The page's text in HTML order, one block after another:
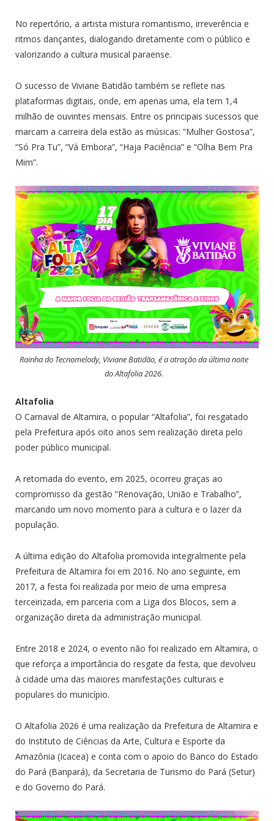
No repertório, a artista mistura romantismo, irreverência e
ritmos dançantes, dialogando diretamente com o público e
valorizando a cultura musical paraense.
O sucesso de Viviane Batidão também se reflete nas
plataformas digitais, onde, em apenas uma, ela tem 1,4
milhão de ouvintes mensais. Entre os principais sucessos que
marcam a carreira dela estão as músicas: “Mulher Gostosa”,
“Só Pra Tu”, “Vá Embora”, “Haja Paciência” e “Olha Bem Pra
Mim”.
Rainha do Tecnomelody, Viviane Batidão, é a atração da última noite
do Altafolia 2026.
Altafolia
O Carnaval de Altamira, o popular “Altafolia”, foi resgatado
pela Prefeitura após oito anos sem realização direta pelo
poder público municipal.
A retomada do evento, em 2025, ocorreu graças ao
compromisso da gestão “Renovação, União e Trabalho”,
marcando um novo momento para a cultura e o lazer da
população.
A última edição do Altafolia promovida integralmente pela
Prefeitura de Altamira foi em 2016. No ano seguinte, em
2017, a festa foi realizada por meio de uma empresa
terceirizada, em parceria com a Liga dos Blocos, sem a
organização direta da administração municipal.
Entre 2018 e 2024, o evento não foi realizado em Altamira, o
que reforça a importância do resgate da festa, que devolveu
à cidade uma das maiores manifestações culturais e
populares do município.
O Altafolia 2026 é uma realização da Prefeitura de Altamira e
do Instituto de Ciências da Arte, Cultura e Esporte da
Amazônia (Icacea) e conta com o apoio do Banco do Estado
do Pará (Banpará), da Secretaria de Turismo do Pará (Setur)
e do Governo do Pará.